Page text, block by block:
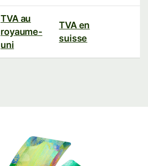
TVA au
royaume-
uni
TVA en
suisse